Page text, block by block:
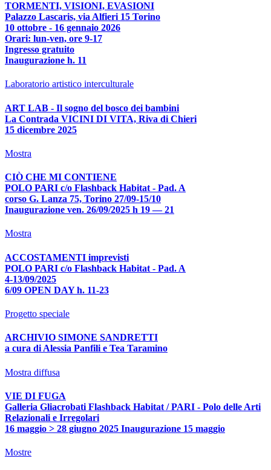
TORMENTI, VISIONI, EVASIONI
Palazzo Lascaris, via Alfieri 15 Torino
10 ottobre - 16 gennaio 2026
Orari: lun-ven, ore 9-17
Ingresso gratuito
Inaugurazione h. 11
Laboratorio artistico interculturale
ART LAB - Il sogno del bosco dei bambini
La Contrada VICINI DI VITA, Riva di Chieri
15 dicembre 2025
Mostra
CIÒ CHE MI CONTIENE
POLO PARI c/o Flashback Habitat - Pad. A
corso G. Lanza 75, Torino 27/09-15/10
Inaugurazione ven. 26/09/2025 h 19 — 21
Mostra
ACCOSTAMENTI imprevisti
POLO PARI c/o Flashback Habitat - Pad. A
4-13/09/2025
6/09 OPEN DAY h. 11-23
Progetto speciale
ARCHIVIO SIMONE SANDRETTI
a cura di Alessia Panfili e Tea Taramino
Mostra diffusa
VIE DI FUGA
Galleria Gliacrobati Flashback Habitat / PARI - Polo delle Arti
Relazionali e Irregolari
16 maggio > 28 giugno 2025 Inaugurazione 15 maggio
Mostre